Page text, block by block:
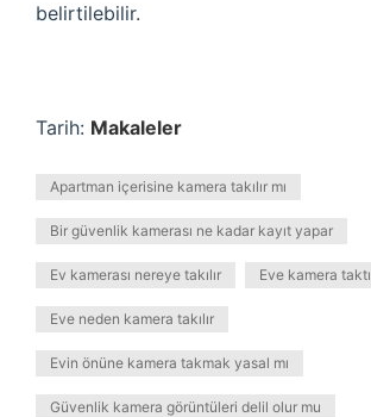
belirtilebilir.
Tarih: Makaleler
Apartman içerisine kamera takılır mı
Bir güvenlik kamerası ne kadar kayıt yapar
Ev kamerası nereye takılır Eve kamera
Eve neden kamera takılır
Evin önüne kamera takmak yasal mı
Güvenlik kamera görüntüleri delil olur mu